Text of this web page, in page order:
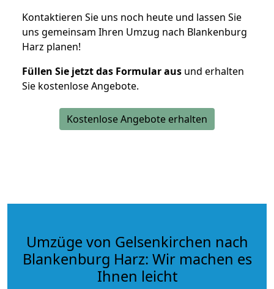
Kontaktieren Sie uns noch heute und lassen Sie
uns gemeinsam Ihren Umzug nach Blankenburg
Harz planen!
Füllen Sie jetzt das Formular aus und erhalten
Sie kostenlose Angebote.
Kostenlose Angebote erhalten
Umzüge von Gelsenkirchen nach
Blankenburg Harz: Wir machen es
Ihnen leicht